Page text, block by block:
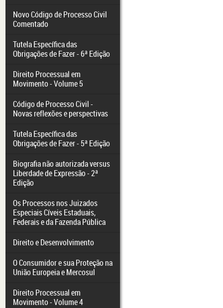
Novo Código de Processo Civil
Comentado
Tutela Específica das
Obrigações de Fazer - 6ª Edição
Direito Processual em
Movimento - Volume 5
Código de Processo Civil -
Novas reflexões e perspectivas
Tutela Específica das
Obrigações de Fazer - 5ª Edição
Biografia não autorizada versus
Liberdade de Expressão - 2ª
Edição
Os Processos nos Juizados
Especiais Cíveis Estaduais,
Federais e da Fazenda Pública
Direito e Desenvolvimento
O Consumidor e sua Proteção na
União Europeia e Mercosul
Direito Processual em
Movimento - Volume 4